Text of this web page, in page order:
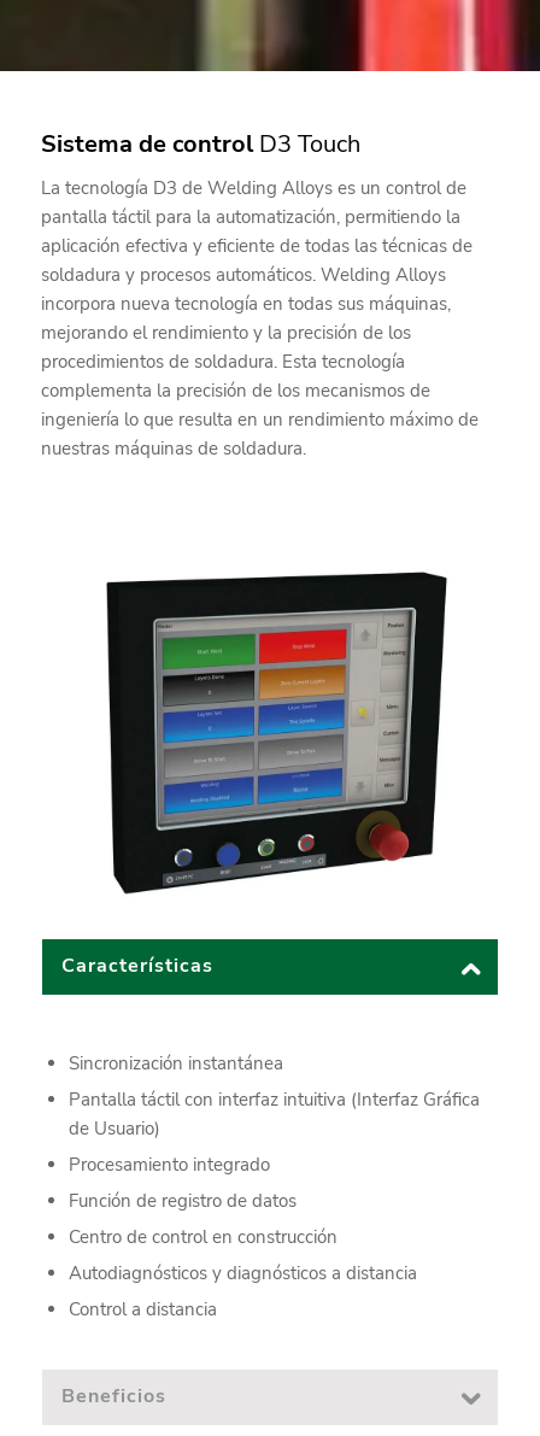
Sistema de controlD3 Touch
La tecnología D3 de Welding Alloys es un control de
pantalla táctil para la automatización, permitiendo la
aplicación efectiva y eficiente de todas las técnicas de
soldadura y procesos automáticos. Welding Alloys
incorpora nueva tecnología en todas sus máquinas,
mejorando el rendimiento y la precisión de los
procedimientos de soldadura. Esta tecnología
complementa la precisión de los mecanismos de
ingeniería lo que resulta en un rendimiento máximo de
nuestras máquinas de soldadura.
Características
Sincronización instantánea
Pantalla táctil con interfaz intuitiva (Interfaz Gráfica
de Usuario)
Procesamiento integrado
Función de registro de datos
Centro de control en construcción
Autodiagnósticos y diagnósticos a distancia
Control a distancia
Beneficios